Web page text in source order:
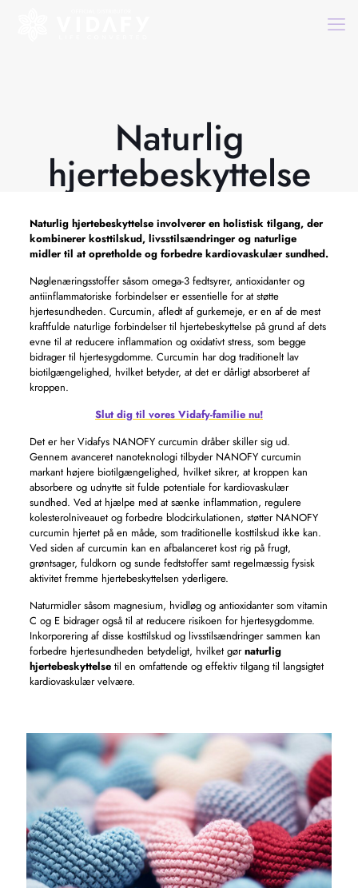
Naturlig
hjertebeskyttelse
Naturlig hjertebeskyttelseinvolverer en holistisk tilgang, der
kombinerer kosttilskud, livsstilsændringer og naturlige
midler til at opretholde og forbedre kardiovaskulær sundhed.
Nøglenæringsstoffer såsom omega-3 fedtsyrer, antioxidanter og
antiinflammatoriske forbindelser er essentielle for at støtte
hjertesundheden. Curcumin, afledt af gurkemeje, er en af ​​de mest
kraftfulde naturlige forbindelser til hjertebeskyttelse på grund af dets
evne til at reducere inflammation og oxidativt stress, som begge
bidrager til hjertesygdomme. Curcumin har dog traditionelt lav
biotilgængelighed, hvilket betyder, at det er dårligt absorberet af
kroppen.
Slut dig til vores Vidafy-familie nu!
Det er her Vidafys NANOFY curcumin dråber skiller sig ud.
Gennem avanceret nanoteknologi tilbyder NANOFY curcumin
markant højere biotilgængelighed, hvilket sikrer, at kroppen kan
absorbere og udnytte sit fulde potentiale for kardiovaskulær
sundhed. Ved at hjælpe med at sænke inflammation, regulere
kolesterolniveauet og forbedre blodcirkulationen, støtter NANOFY
curcumin hjertet på en måde, som traditionelle kosttilskud ikke kan.
Ved siden af ​​curcumin kan en afbalanceret kost rig på frugt,
grøntsager, fuldkorn og sunde fedtstoffer samt regelmæssig fysisk
aktivitet fremme hjertebeskyttelsen yderligere.
Naturmidler såsom magnesium, hvidløg og antioxidanter som vitamin
C og E bidrager også til at reducere risikoen for hjertesygdomme.
Inkorporering af disse kosttilskud og livsstilsændringer sammen kan
forbedre hjertesundheden betydeligt, hvilket gørnaturlig
hjertebeskyttelsetil en omfattende og effektiv tilgang til langsigtet
kardiovaskulær velvære.